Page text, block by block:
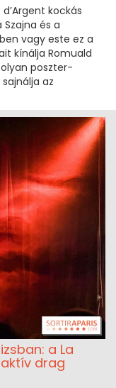
kockás
és a
vagy este ez a
kínálja Romuald
poszter-
az
a La
drag